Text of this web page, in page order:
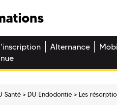
Alternance
Santé DU Endodontie Les